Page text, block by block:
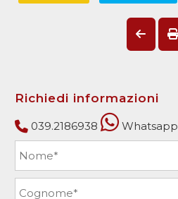
Richiedi informazioni
039.2186938 Whatsapp